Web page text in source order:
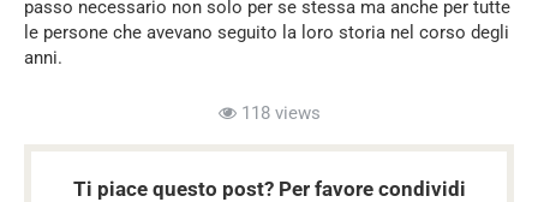
passo necessario non solo per se stessa ma anche per tutte
le persone che avevano seguito la loro storia nel corso degli
anni.
118 views
Ti piace questo post? Per favore condividi